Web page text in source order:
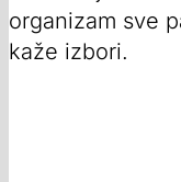
organizam sve
kaže izbori.